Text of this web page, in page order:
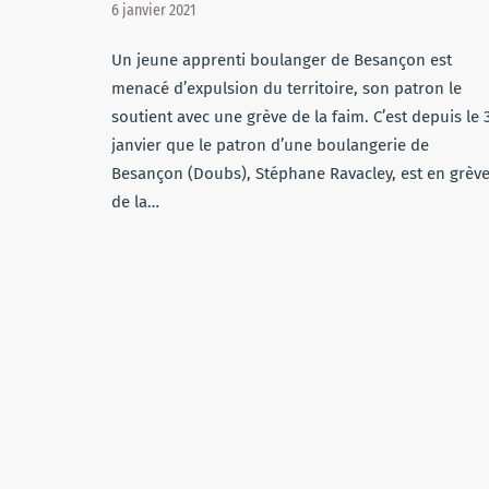
6 janvier 2021
Un jeune apprenti boulanger de Besançon est
menacé d’expulsion du territoire, son patron le
soutient avec une grève de la faim. C’est depuis le
janvier que le patron d’une boulangerie de
Besançon (Doubs), Stéphane Ravacley, est en grève
de la…